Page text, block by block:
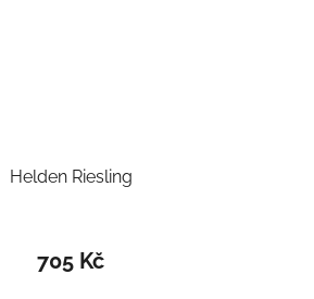
Helden Riesling
705 Kč